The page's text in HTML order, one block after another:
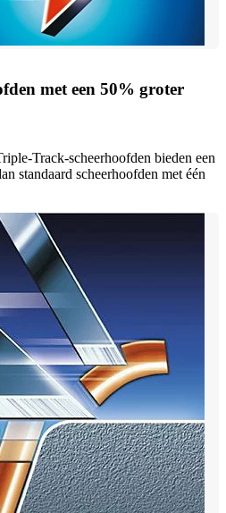
met een 50% groter
Track-scheerhoofden bieden een
standaard scheerhoofden met één